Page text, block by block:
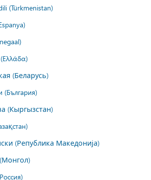
(Türkmenistan)
(Беларусь)
(България)
(Кыргызстан)
(Република Македонија)